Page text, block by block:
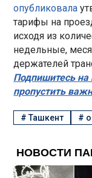
опубликовала
тарифы на
исходя из
недельные,
держателей
Подпишитесь
пропустить
#Ташкент #